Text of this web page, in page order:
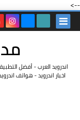
-->
اندرويد العرب - أفضل
اخبار اندرويد - هواتف